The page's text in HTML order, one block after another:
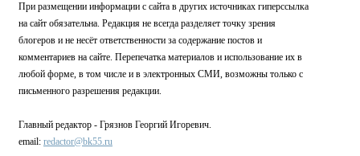
При размещении информации с сайта в других источниках гиперссылка
на сайт обязательна. Редакция не всегда разделяет точку зрения
блогеров и не несёт ответственности за содержание постов и
комментариев на сайте. Перепечатка материалов и использование их в
любой форме, в том числе и в электронных СМИ, возможны только с
письменного разрешения редакции.
Главный редактор - Грязнов Георгий Игоревич.
email: redactor@bk55.ru